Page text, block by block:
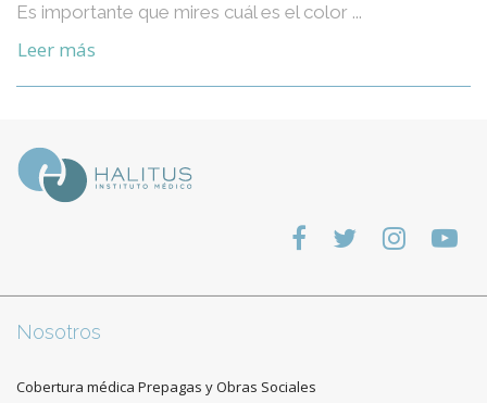
Es importante que mires cuál es el color ...
Leer más
Nosotros
Cobertura médica Prepagas y Obras Sociales